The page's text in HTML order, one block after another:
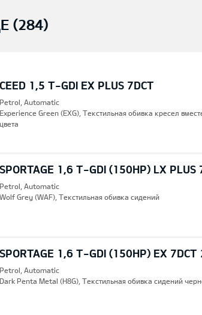
(284)
CEED 1,5 T-GDI EX PLUS 7DCT
Petrol, Automatic
Experience Green (EXG), Текстильная обивка кресел
цвета
SPORTAGE 1,6 T-GDI (150HP) LX PLUS
Petrol, Automatic
Wolf Grey (WAF), Текстильная обивка сидений
SPORTAGE 1,6 T-GDI (150HP) EX 7DCT
Petrol, Automatic
Dark Penta Metal (H8G), Текстильная обивка сидений